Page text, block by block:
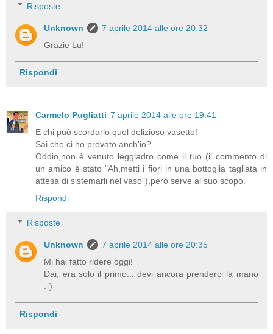
Risposte
Unknown
7 aprile 2014 alle ore 20:32
Grazie Lu!
Rispondi
Carmelo Pugliatti 7 aprile 2014 alle ore 19:41
E chi può scordarlo quel delizioso vasetto!
Sai che ci ho provato anch'io?
Oddio,non è venuto leggiadro come il tuo (il commento di
un amico è stato "Ah,metti i fiori in una bottoglia tagliata in
attesa di sistemarli nel vaso"),però serve al suo scopo.
Rispondi
Risposte
Unknown
7 aprile 2014 alle ore 20:35
Mi hai fatto ridere oggi!
Dai, era solo il primo... devi ancora prenderci la mano
:-)
Rispondi